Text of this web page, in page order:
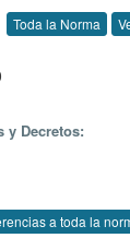
Toda la Norma
y Decretos:
a toda la